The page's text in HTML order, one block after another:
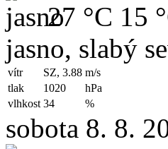
27 °C 15
jasno, slabý
vítr SZ, 3.88 m/s
tlak
1020
hPa
vlhkost 34 %
sobota 8. 8.